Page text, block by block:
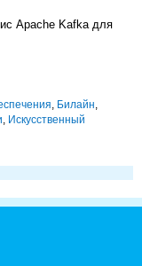
Apache Kafka для
, Билайн,
, Искусственный